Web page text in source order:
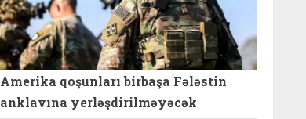
Amerika qoşunları birbaşa Fələstin
anklavına yerləşdirilməyəcək